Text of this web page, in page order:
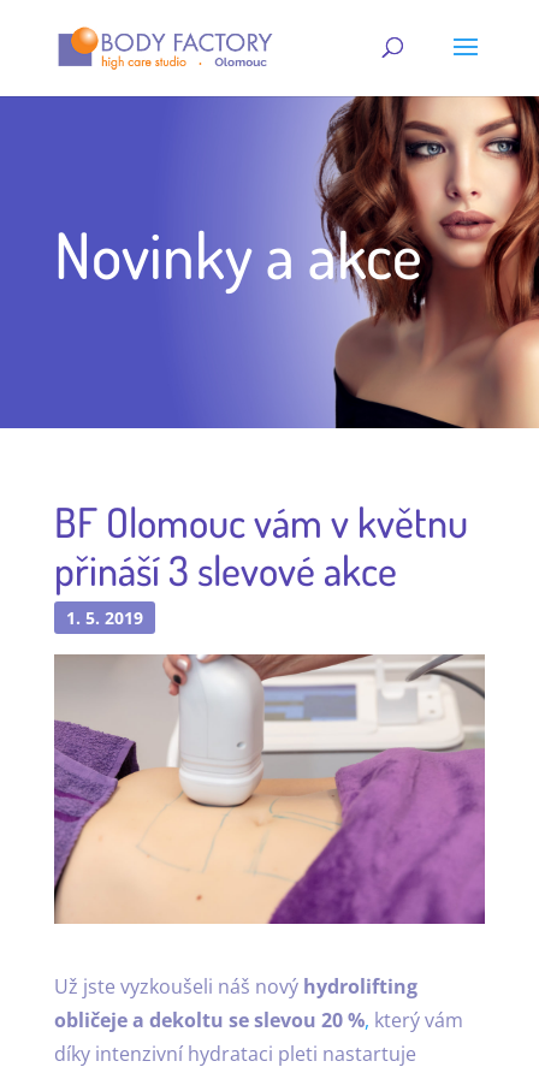
Novinky a akce
BF Olomouc vám v květnu
přináší 3 slevové akce
1. 5. 2019
Už jste vyzkoušeli náš nový hydrolifting
obličeje a dekoltu se slevou 20 %, který vám
díky intenzivní hydrataci pleti nastartuje